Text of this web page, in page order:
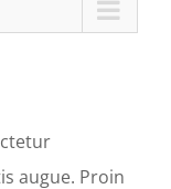
augue. Proin